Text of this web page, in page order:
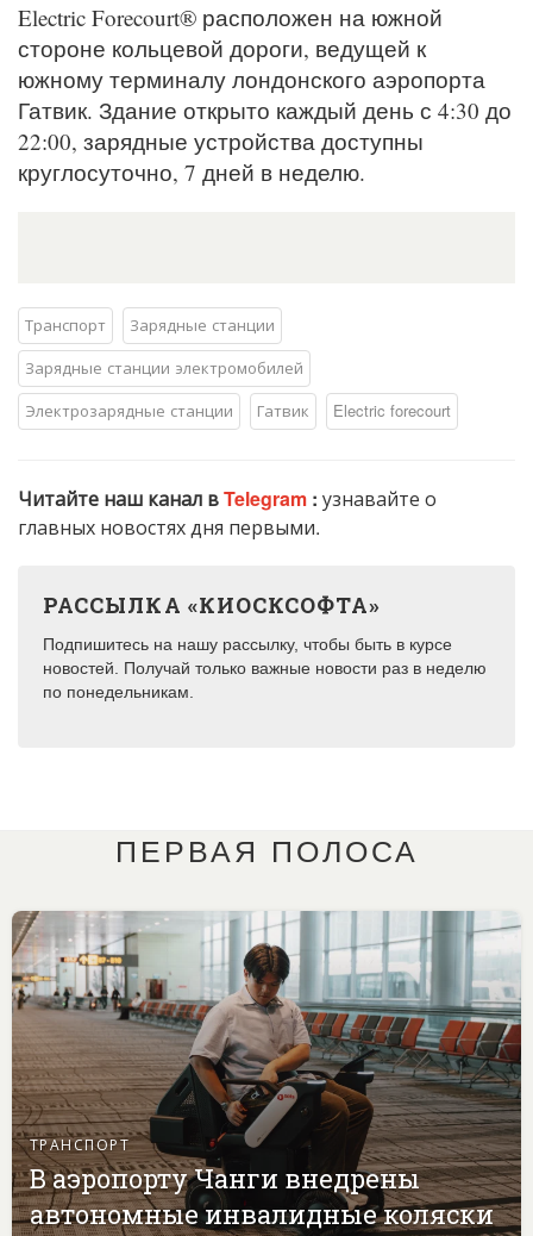
Electric Forecourt® расположен на южной
стороне кольцевой дороги, ведущей к
южному терминалу лондонского аэропорта
Гатвик. Здание открыто каждый день с 4:30 до
22:00, зарядные устройства доступны
круглосуточно, 7 дней в неделю.
Транспорт
Зарядные станции
Зарядные станции электромобилей
Электрозарядные станции
Гатвик Electric forecourt
Читайте наш канал вTelegram : узнавайте о
главных новостях дня первыми.
РАССЫЛКА «КИОСКСОФТА»
Подпишитесь на нашу рассылку, чтобы быть в курсе
новостей. Получай только важные новости раз в неделю
по понедельникам.
ПЕРВАЯ ПОЛОСА
ТРАНСПОРТ
В аэропорту Чанги внедрены
автономные инвалидные коляски